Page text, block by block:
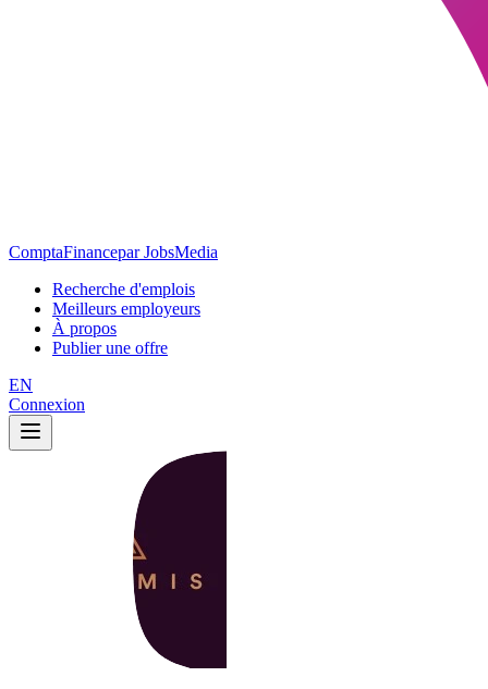
ComptaFinancepar JobsMedia
Recherche d'emplois
Meilleurs employeurs
À propos
Publier une offre
EN
Connexion